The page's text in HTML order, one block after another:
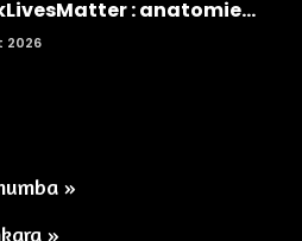
: anatomie...
2026
»
»